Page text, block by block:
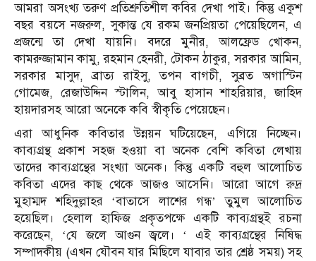
আমরা অসংখ্য তরুণ প্রতিশ্রুতিশীল কবির দেখা পাই। কিন্তু একুশ
বছর বয়সে নজরুল, সুকান্ত যে রকম জনপ্রিয়তা পেয়েছিলেন, এ
প্রজন্মে তা দেখা যায়নি। বদরে মুনীর, আলফ্রেড খোকন,
কামরুজ্জামান কামু, রহমান হেনরী, টোকন ঠাকুর, সরকার আমিন,
সরকার মাসুদ, ব্রাত্য রাইসু, তপন বাগচী, সুব্রত অগাস্টিন
গোমেজ, রেজাউদ্দিন স্টালিন, আবু হাসান শাহরিয়ার, জাহিদ
হায়দারসহ আরো অনেকে কবি স্বীকৃতি পেয়েছেন।
এরা আধুনিক কবিতার উন্নয়ন ঘটিয়েছেন, এগিয়ে নিচ্ছেন।
কাব্যগ্রন্থ প্রকাশ সহজ হওয়া বা অনেক বেশি কবিতা লেখায়
তাদের কাব্যগ্রন্থের সংখ্যা অনেক। কিন্তু একটি বহুল আলোচিত
কবিতা এদের কাছ থেকে আজও আসেনি। আরো আগে রুদ্র
মুহাম্মদ শহিদুল্লাহর ‘বাতাসে লাশের গন্ধ’ তুমুল আলোচিত
হয়েছিল। হেলাল হাফিজ প্রকৃতপক্ষে একটি কাব্যগ্রন্থই রচনা
করেছেন, ‘যে জলে আগুন জ্বলে। ‘ এই কাব্যগ্রন্থের নিষিদ্ধ
সম্পাদকীয় (এখন যৌবন যার মিছিলে যাবার তার শ্রেষ্ঠ সময়) সহ